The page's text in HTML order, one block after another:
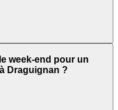
week-end pour un
Draguignan ?